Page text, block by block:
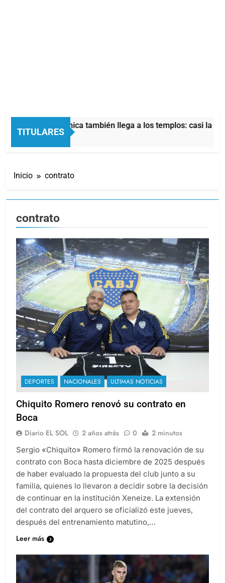
TITULARES
crisis económica también llega a los templos: casi la mitad
Atrás
Inicio contrato
contrato
DEPORTES NACIONALES ULTIMAS NOTICIAS
Chiquito Romero renovó su contrato en
Boca
Diario EL SOL 2 años atrás 0 2 minutos
Sergio «Chiquito» Romero firmó la renovación de su
contrato con Boca hasta diciembre de 2025 después
de haber evaluado la propuesta del club junto a su
familia, quienes lo llevaron a decidir sobre la decisión
de continuar en la institución Xeneize. La extensión
del contrato del arquero se oficializó este jueves,
después del entrenamiento matutino,…
Leer más